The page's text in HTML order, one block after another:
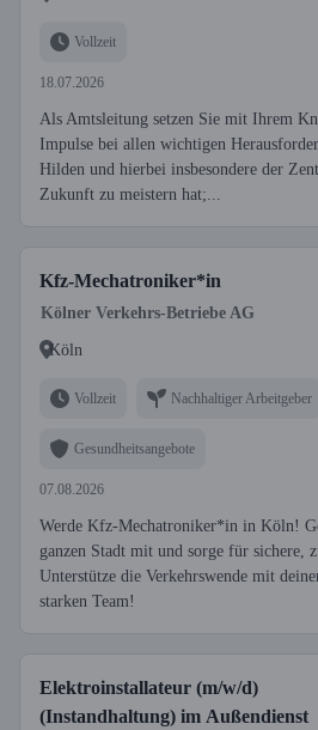
Vollzeit
18.07.2026
Als Amtsleitung setzen Sie mit Ihrem
Impulse bei allen wichtigen
Hilden und hierbei insbesondere der
Zukunft zu meistern hat;...
Kfz-Mechatroniker*in
Kölner Verkehrs-Betriebe AG
Köln
Vollzeit Nachhaltiger Arbeitgeber
Gesundheitsangebote
07.08.2026
Werde Kfz-Mechatroniker*in in Köln!
ganzen Stadt mit und sorge für sichere,
Unterstütze die Verkehrswende mit
starken Team!
Elektroinstallateur (m/w/d)
(Instandhaltung) im Außendienst